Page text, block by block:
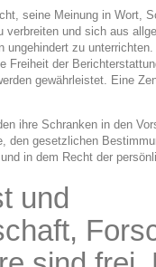
seine Meinung in Wort,
verbreiten und sich aus
ungehindert zu unterrichten.
Freiheit der
gewährleistet. Eine
ihre Schranken in den
den gesetzlichen
in dem Recht der
und